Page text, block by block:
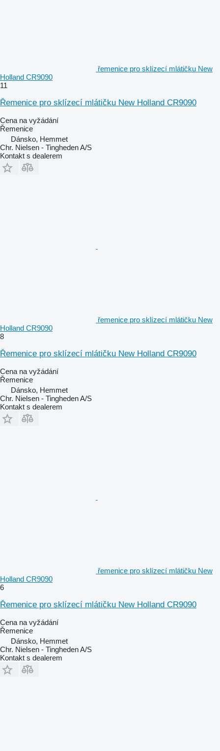
řemenice pro sklízecí mlátičku New
Holland CR9090
11
Řemenice pro sklízecí mlátičku New Holland CR9090
Cena na vyžádání
Řemenice
Dánsko, Hemmet
Chr. Nielsen - Tingheden A/S
Kontakt s dealerem
řemenice pro sklízecí mlátičku New
Holland CR9090
8
Řemenice pro sklízecí mlátičku New Holland CR9090
Cena na vyžádání
Řemenice
Dánsko, Hemmet
Chr. Nielsen - Tingheden A/S
Kontakt s dealerem
řemenice pro sklízecí mlátičku New
Holland CR9090
6
Řemenice pro sklízecí mlátičku New Holland CR9090
Cena na vyžádání
Řemenice
Dánsko, Hemmet
Chr. Nielsen - Tingheden A/S
Kontakt s dealerem